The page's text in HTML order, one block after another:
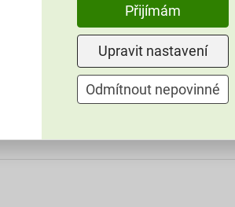
25 kg
omítky
60–80
Přijímám
Upravit nastavení
Odmítnout nepovinné